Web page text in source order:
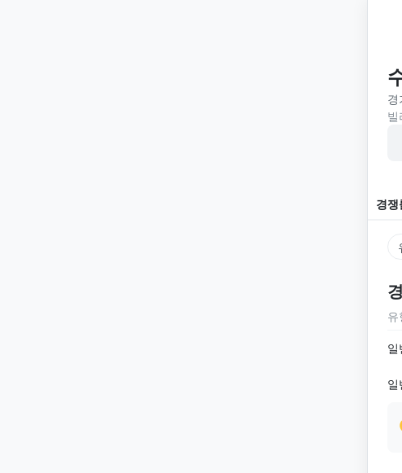
경
빌
경쟁
유
일
일